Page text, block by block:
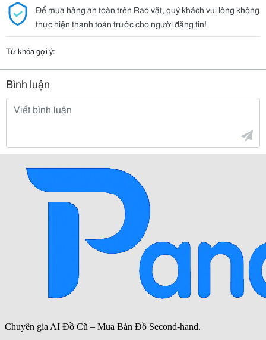
Để mua hàng an toàn trên Rao vặt, quý khách vui lòng không
thực hiện thanh toán trước cho người đăng tin!
Từ khóa gợi ý:
Bình luận